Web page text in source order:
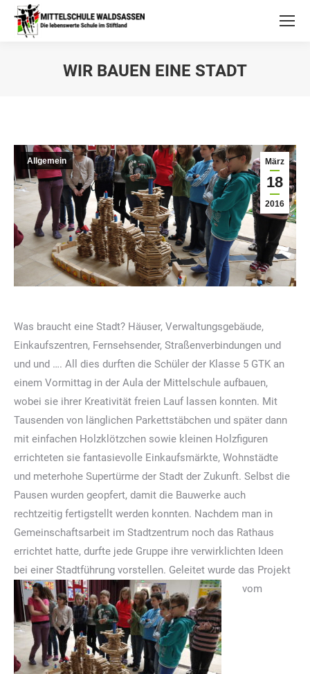
WIR BAUEN EINE STADT
März
18
2016
Allgemein
Was braucht eine Stadt? Häuser, Verwaltungsgebäude,
Einkaufszentren, Fernsehsender, Straßenverbindungen und
und und …. All dies durften die Schüler der Klasse 5 GTK an
einem Vormittag in der Aula der Mittelschule aufbauen,
wobei sie ihrer Kreativität freien Lauf lassen konnten. Mit
Tausenden von länglichen Parkettstäbchen und später dann
mit einfachen Holzklötzchen sowie kleinen Holzfiguren
errichteten sie fantasievolle Einkaufsmärkte, Wohnstädte
und meterhohe Supertürme der Stadt der Zukunft. Selbst die
Pausen wurden geopfert, damit die Bauwerke auch
rechtzeitig fertigstellt werden konnten. Nachdem man in
Gemeinschaftsarbeit im Stadtzentrum noch das Rathaus
errichtet hatte, durfte jede Gruppe ihre verwirklichten Ideen
bei einer Stadtführung vorstellen. Geleitet wurde das Projekt
vom